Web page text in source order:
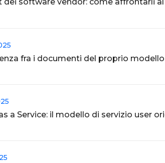
dei software vendor: come affrontarli
fra i documenti del proprio
a Service: il modello di servizio user